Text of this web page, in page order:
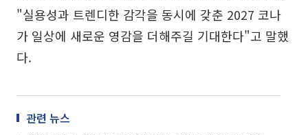
"실용성과 트렌디한 감각을 동시에 갖춘 2027 코나
가 일상에 새로운 영감을 더해주길 기대한다"고 말했
다.
관련 뉴스